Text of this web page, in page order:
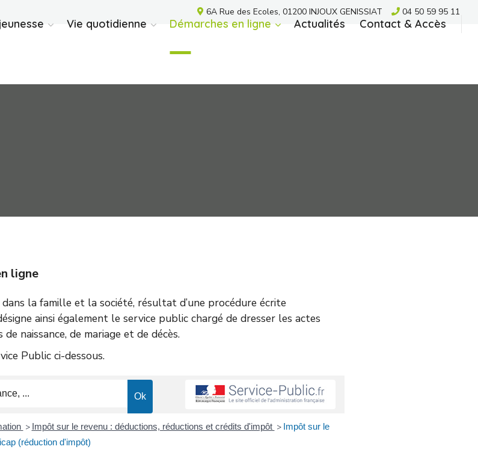
6A Rue des Ecoles, 01200 INJOUX GENISSIAT 04 50 59 95 11
Vie quotidienne Démarches en ligne Actualités Contact & Accès
ligne
la famille et la société, résultat d’une procédure écrite
ainsi également le service public chargé de dresser les actes
naissance, de mariage et de décès.
Public ci-dessous.
> Impôt sur le revenu : déductions, réductions et crédits d'impôt > Impôt sur le
(réduction d'impôt)